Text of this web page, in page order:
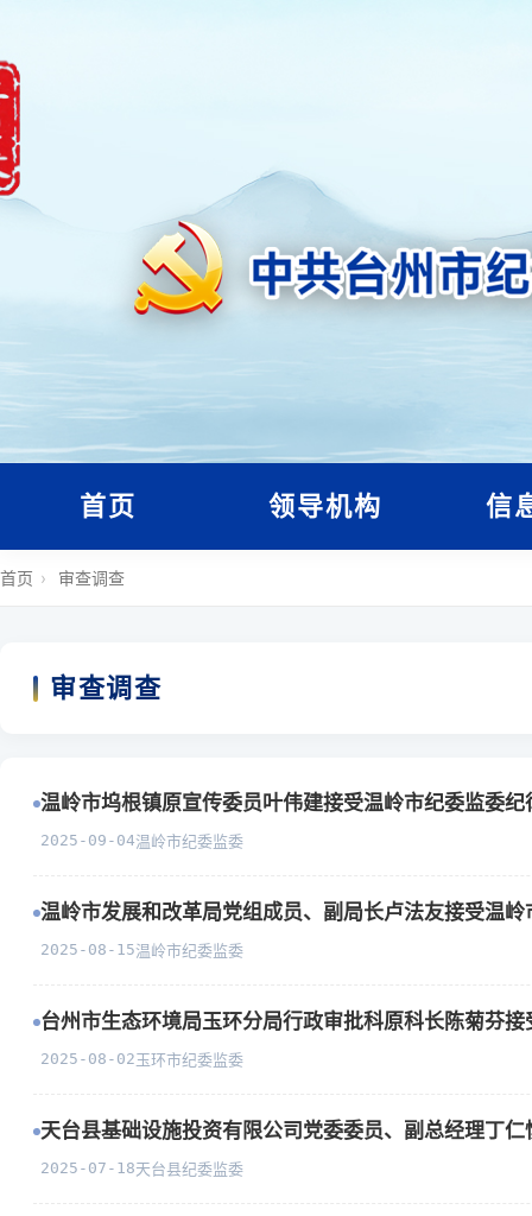
首页 领导机构 信
首页 › 审查调查
审查调查
温岭市坞根镇原宣传委员叶伟建接受温岭市纪委监委
2025-09-04温岭市纪委监委
温岭市发展和改革局党组成员、副局长卢法友接受温
2025-08-15温岭市纪委监委
台州市生态环境局玉环分局行政审批科原科长陈菊芬
2025-08-02玉环市纪委监委
天台县基础设施投资有限公司党委委员、副总经理丁
2025-07-18天台县纪委监委